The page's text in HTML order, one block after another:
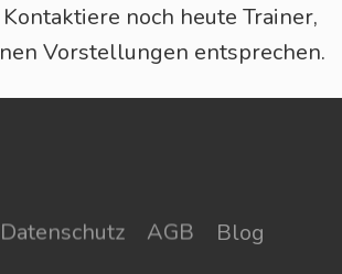
noch heute Trainer,
Vorstellungen entsprechen.
Datenschutz AGB
Blog